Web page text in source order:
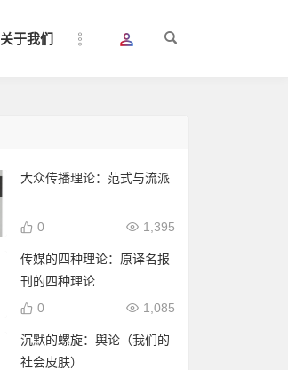
关于我们
大众传播理论：范式与流派
1,395
0
传媒的四种理论：原译名报
刊的四种理论
1,085
0
沉默的螺旋：舆论（我们的
社会皮肤）